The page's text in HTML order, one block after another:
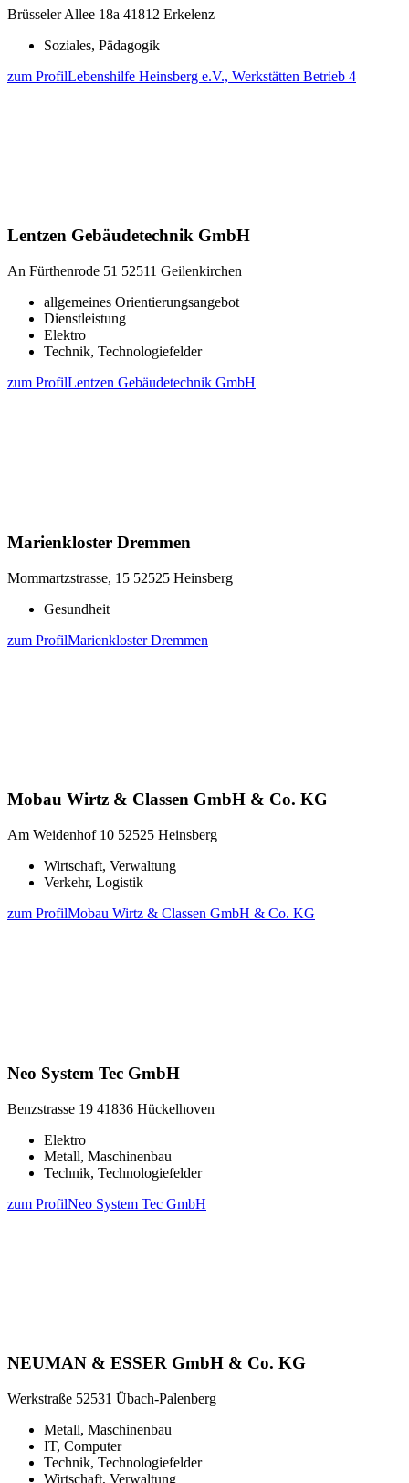
Brüsseler Allee 18a 41812 Erkelenz
Soziales, Pädagogik
zum ProfilLebenshilfe Heinsberg e.V., Werkstätten Betrieb 4
Lentzen Gebäudetechnik GmbH
An Fürthenrode 51 52511 Geilenkirchen
allgemeines Orientierungsangebot
Dienstleistung
Elektro
Technik, Technologiefelder
zum ProfilLentzen Gebäudetechnik GmbH
Marienkloster Dremmen
Mommartzstrasse, 15 52525 Heinsberg
Gesundheit
zum ProfilMarienkloster Dremmen
Mobau Wirtz & Classen GmbH & Co. KG
Am Weidenhof 10 52525 Heinsberg
Wirtschaft, Verwaltung
Verkehr, Logistik
zum ProfilMobau Wirtz & Classen GmbH & Co. KG
Neo System Tec GmbH
Benzstrasse 19 41836 Hückelhoven
Elektro
Metall, Maschinenbau
Technik, Technologiefelder
zum ProfilNeo System Tec GmbH
NEUMAN & ESSER GmbH & Co. KG
Werkstraße 52531 Übach-Palenberg
Metall, Maschinenbau
IT, Computer
Technik, Technologiefelder
Wirtschaft, Verwaltung